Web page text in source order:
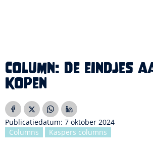
Column: De eindjes
kopen
Publicatiedatum: 7 oktober 2024
Columns
Kaspers columns